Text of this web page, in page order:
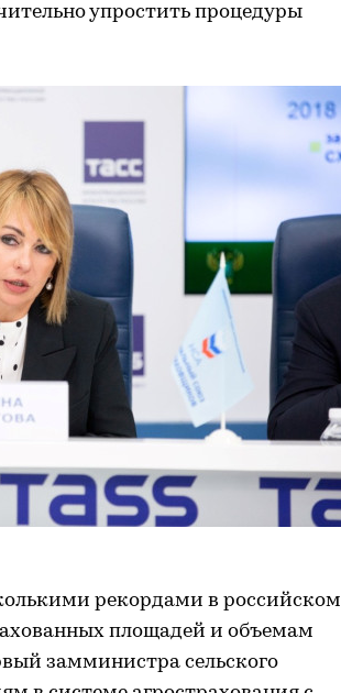
упростить процедуры
рекордами в российском
площадей и объемам
замминистра сельского